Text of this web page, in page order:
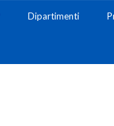
Dipartimenti